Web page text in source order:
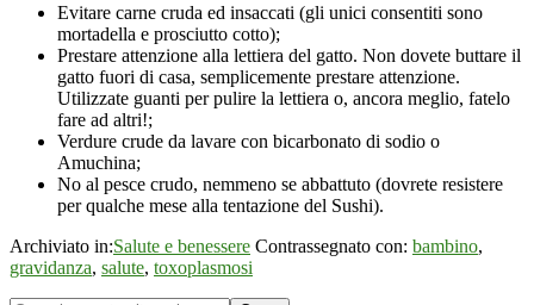
Evitare carne cruda ed insaccati (gli unici consentiti sono
mortadella e prosciutto cotto);
Prestare attenzione alla lettiera del gatto. Non dovete buttare il
gatto fuori di casa, semplicemente prestare attenzione.
Utilizzate guanti per pulire la lettiera o, ancora meglio, fatelo
fare ad altri!;
Verdure crude da lavare con bicarbonato di sodio o
Amuchina;
No al pesce crudo, nemmeno se abbattuto (dovrete resistere
per qualche mese alla tentazione del Sushi).
Archiviato in:Salute e benessere Contrassegnato con: bambino,
gravidanza, salute, toxoplasmosi